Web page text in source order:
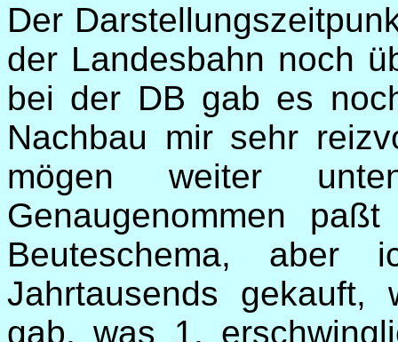
Der
der Landesbahn noch
bei der DB gab es
Nachbau mir sehr
mögen weiter
Genaugenommen
Beuteschema,
Jahrtausends
gab, was 1.